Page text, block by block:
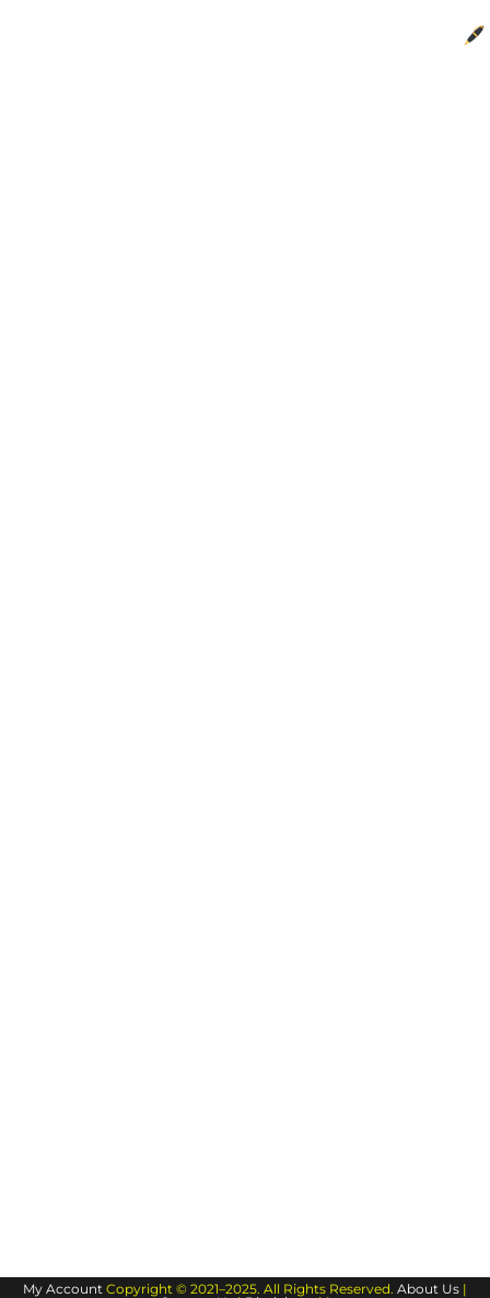
My Account Copyright © 2021–2025. All Rights Reserved. About Us |